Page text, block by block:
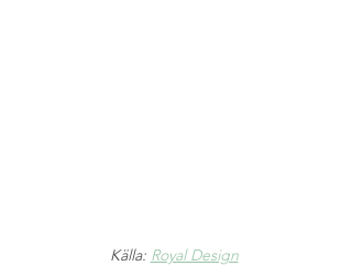
Källa: Royal Design